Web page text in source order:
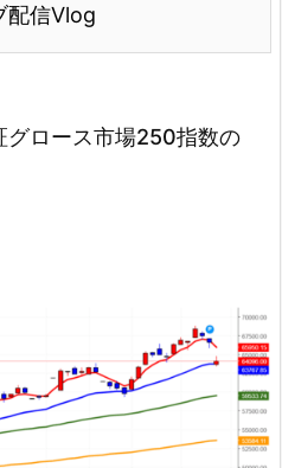
配信Vlog
グロース市場250指数の